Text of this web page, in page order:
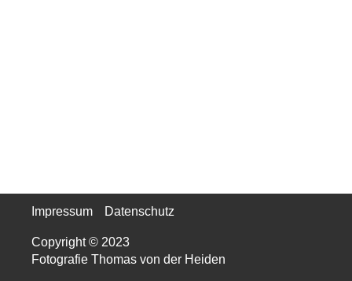
Copyright © 2023
Fotografie Thomas von der Heiden
Impressum Datenschutz